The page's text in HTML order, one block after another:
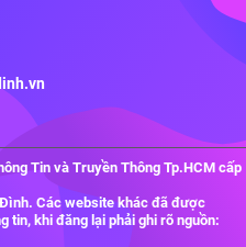
Tin và Truyền Thông Tp.HCM cấp
Các website khác đã được
tin, khi đăng lại phải ghi rõ nguồn: